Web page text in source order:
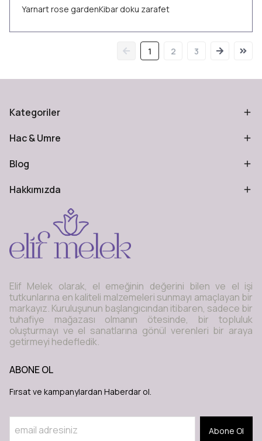
Yarnart rose gardenKibar doku zarafet
1 2 3
Kategoriler
Hac & Umre
Blog
Hakkımızda
Elif Melek olarak, el emeğinin değerini bilen ve el işi
tutkunlarına en kaliteli malzemeleri sunmayı amaçlayan bir
markayız. Kuruluşunun başlangıcından itibaren, sadece bir
tuhafiye mağazası olmanın ötesinde, bir topluluk
oluşturmayı ve el sanatlarına gönül verenleri bir araya
getirmeyi hedefledik.
ABONE OL
Fırsat ve kampanylardan Haberdar ol.
Abone Ol